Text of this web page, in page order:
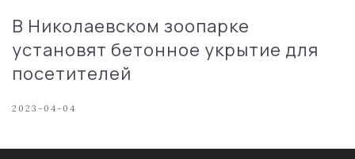
В Николаевском зоопарке
установят бетонное укрытие для
посетителей
2023-04-04